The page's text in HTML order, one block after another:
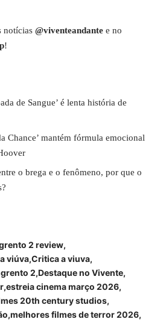
notícias @viventeandante e no
!
de Sangue’ é lenta história de
Chance’ mantém fórmula emocional
o brega e o fenômeno, por que o
2 review
viúva Critica a viuva
2 Destaque no Vivente
estreia cinema março 2026
20th century studios
melhores filmes de terror 2026